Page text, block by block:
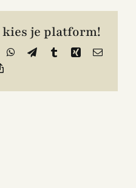
je platform!
WhatsApp
TelegramTumblrXing E-